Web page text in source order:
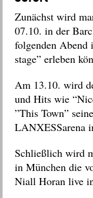
Zunächst wird
07.10. in der
folgenden
stage” erleben
Am 13.10. wird
und Hits wie
”This Town”
LANXESSarena
Schließlich wird
in München die
Niall Horan live